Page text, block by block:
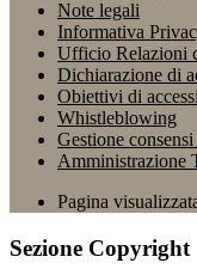
Note legali
Informativa
Ufficio Relazioni
Dichiarazione di
Obiettivi di
Whistleblowing
Gestione
Amministrazione
Pagina
Sezione Copyright